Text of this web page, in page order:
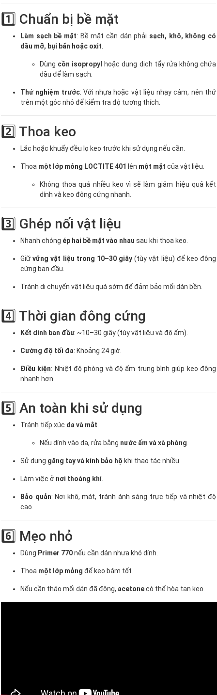
1️⃣ Chuẩn bị bề mặt
Làm sạch bề mặt: Bề mặt cần dán phải sạch, khô, không có
dầu mỡ, bụi bẩn hoặc oxit
Dùng cồn isopropyl
hoặc dung dịch tẩy rửa không chứa
dầu để làm sạch.
Thử nghiệm trước: Với nhựa hoặc vật liệu nhạy cảm, nên thử
trên một góc nhỏ để kiểm tra độ tương thích.
2️⃣ Thoa keo
Lắc hoặc khuấy đều lọ keo trước khi sử dụng nếu cần.
Thoa một lớp mỏng LOCTITE 401 lên một mặt của vật liệu.
Không thoa quá nhiều keo vì sẽ làm giảm hiệu quả kết
dính và keo đông cứng nhanh.
3️⃣ Ghép nối vật liệu
Nhanh chóng ép hai bề mặt vào nhau sau khi thoa keo.
Giữvững vật liệu trong 10–30 giây (tùy vật liệu) để keo đông
cứng ban đầu.
Tránh di chuyển vật liệu quá sớm để đảm bảo mối dán bền.
4️⃣ Thời gian đông cứng
Kết dính ban đầu: ~10–30 giây (tùy vật liệu và độ ẩm).
Cường độ tối đa: Khoảng 24 giờ.
Điều kiện: Nhiệt độ phòng và độ ẩm trung bình giúp keo đông
nhanh hơn.
5️⃣ An toàn khi sử dụng
Tránh tiếp xúc da và mắt
Nếu dính vào da, rửa bằng nước ấm và xà phòng
Sử dụng găng tay và kính bảo hộ khi thao tác nhiều.
Làm việc ở nơi thoáng khí.
Bảo quản: Nơi khô, mát, tránh ánh sáng trực tiếp và nhiệt độ
cao.
6️⃣ Mẹo nhỏ
Dùng Primer 770nếu cần dán nhựa khó dính.
Thoa một lớp mỏng để keo bám tốt.
Nếu cần tháo mối dán đã đông, acetonecó thể hòa tan keo.